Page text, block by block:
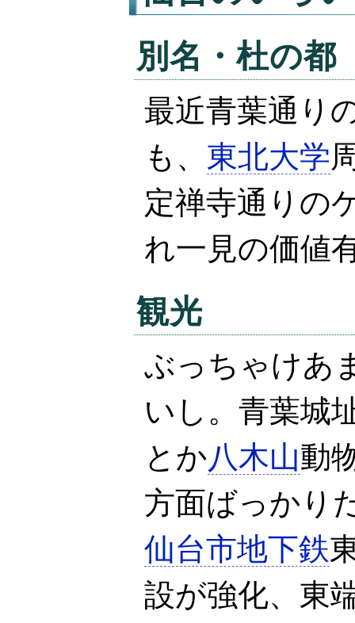
別名・杜の都
最近青葉通り
も、 東北大学
定禅寺通りの
れ一見の価値
観光
ぶっちゃけあ
いし。青葉城
とか八木山動
方面ばっかり
仙台市地下鉄
設が強化、東